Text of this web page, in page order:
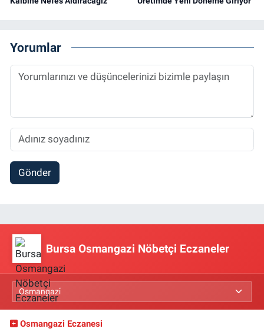
Yorumlar
Gönder
Bursa Osmangazi Nöbetçi Eczaneler
Osmangazi Eczanesi